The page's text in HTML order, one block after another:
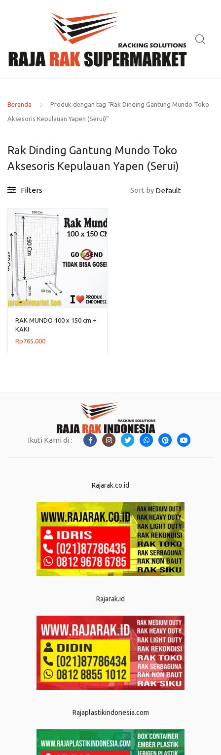
Beranda Produk dengan tag “Rak Dinding Gantung Mundo Toko
Aksesoris Kepulauan Yapen (Serui)”
Rak Dinding Gantung Mundo Toko
Aksesoris Kepulauan Yapen (Serui)
Filters Sort by
RAK MUNDO 100 x 150 cm +
KAKI
Rp765.000
Ikuti Kami di :
Rajarak.co.id
Rajarak.id
Rajaplastikindonesia.com